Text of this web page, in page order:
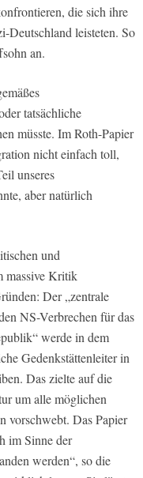
die sich ihre
Deutschland leisteten. So
an.
tatsächliche
müsste. Im Roth-Papier
nicht einfach toll,
unseres
aber natürlich
und
massive Kritik
Der „zentrale
NS-Verbrechen für das
werde in dem
Gedenkstättenleiter in
Das zielte auf die
um alle möglichen
vorschwebt. Das Papier
im Sinne der
werden“, so die